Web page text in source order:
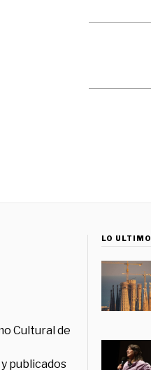
Cultural de
publicados
LO ÚLTIMO